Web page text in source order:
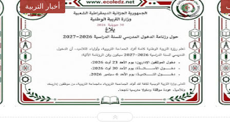
أخبار التوظيف
2026-07-28
ecoledz.net